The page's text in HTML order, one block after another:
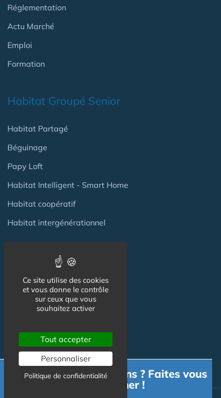
Réglementation
Actu Marché
Emploi
Formation
Habitat Groupé Senior
Habitat Partagé
Béguinage
Papy Loft
Habitat Intelligent - Smart Home
Habitat coopératif
Habitat intergénérationnel
Equipement Logement
Adaptation Habitat
Services
Besoin d'informations ? Faites vous
accompagner !
Ce site utilise des cookies
et vous donne le contrôle
sur ceux que vous
souhaitez activer
Tout accepter
Personnaliser
Politique de confidentialité